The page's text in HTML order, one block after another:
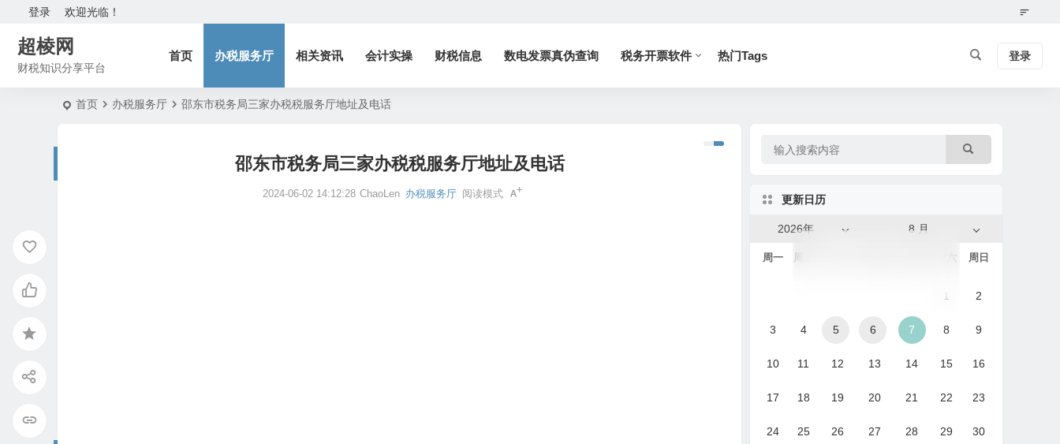
欢迎光临！
登录
超棱网
财税知识分享平台
首页 办税服务厅 相关资讯 会计实操 财税信息 数电发票真伪查询 税务开票软件 热门Tags 登录
首页 办税服务厅 邵东市税务局三家办税税服务厅地址及电话
邵东市税务局三家办税税服务厅地址及电话
2024-06-02 14:12:28 ChaoLen 办税服务厅 阅读模式 更新日历
8 月
2026年
周一 周二 周六 周日
1 2
3 4 5 6 7 8 9
10 11 12 13 14 15 16
17 18 19 20 21 22 23
24 25 26 27 28 29 30